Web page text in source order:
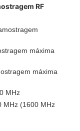
RF
máxima
máxima
MHz
MHz (1600 MHz